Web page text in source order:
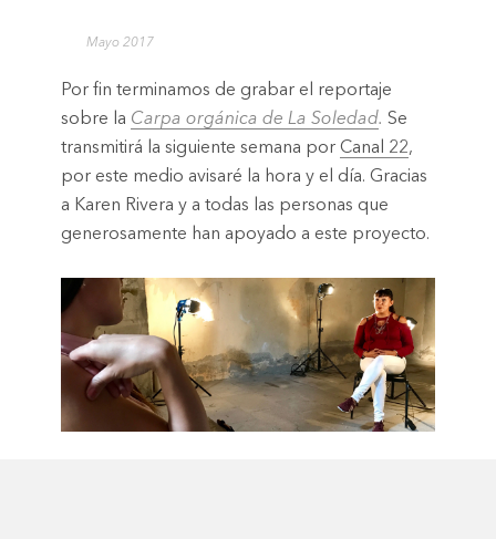
Mayo 2017
Por fin terminamos de grabar el reportaje
sobre la Carpa orgánica de La Soledad. Se
transmitirá la siguiente semana por Canal 22,
por este medio avisaré la hora y el día. Gracias
a Karen Rivera y a todas las personas que
generosamente han apoyado a este proyecto.